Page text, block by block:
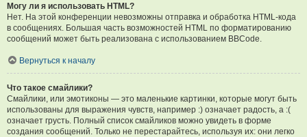
Могу ли я использовать HTML?
Нет. На этой конференции невозможны отправка и обработка HTML-кода
в сообщениях. Большая часть возможностей HTML по форматированию
сообщений может быть реализована с использованием BBCode.
Вернуться к началу
Что такое смайлики?
Смайлики, или эмотиконы — это маленькие картинки, которые могут быть
использованы для выражения чувств, например :) означает радость, а :(
означает грусть. Полный список смайликов можно увидеть в форме
создания сообщений. Только не перестарайтесь, используя их: они легко